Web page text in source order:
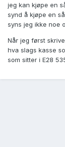
jeg kan kjøpe en
synd å kjøpe en
syns jeg ikke noe
Når jeg først
hva slags kasse
som sitter i E28